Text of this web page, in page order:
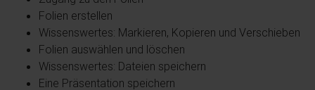
Folien erstellen
Wissenswertes: Markieren, Kopieren und Verschieben
Folien auswählen und löschen
Wissenswertes: Dateien speichern
Eine Präsentation speichern